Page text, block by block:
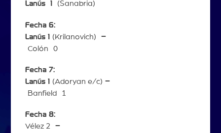
Lanús 1 (Sanabria)
Fecha 6:
Lanús 1 (Krilanovich) –
Colón 0
Fecha 7:
Lanús 1 (Adoryan e/c) –
Banfield 1
Fecha 8:
Vélez 2 –